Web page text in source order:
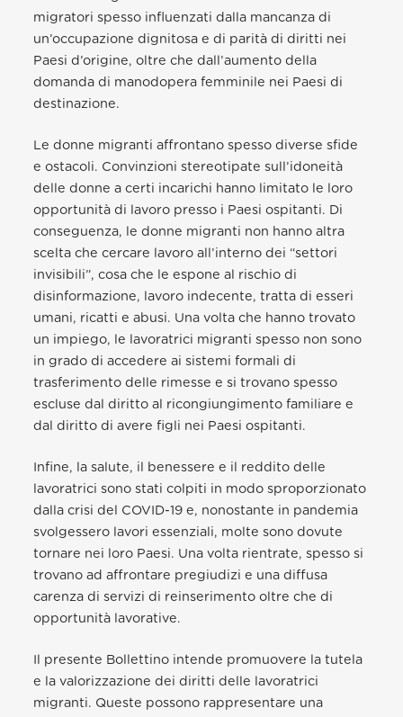
migratori spesso influenzati dalla mancanza di
un’occupazione dignitosa e di parità di diritti nei
Paesi d’origine, oltre che dall’aumento della
domanda di manodopera femminile nei Paesi di
destinazione.
Le donne migranti affrontano spesso diverse sfide
e ostacoli. Convinzioni stereotipate sull’idoneità
delle donne a certi incarichi hanno limitato le loro
opportunità di lavoro presso i Paesi ospitanti. Di
conseguenza, le donne migranti non hanno altra
scelta che cercare lavoro all’interno dei “settori
invisibili”, cosa che le espone al rischio di
disinformazione, lavoro indecente, tratta di esseri
umani, ricatti e abusi. Una volta che hanno trovato
un impiego, le lavoratrici migranti spesso non sono
in grado di accedere ai sistemi formali di
trasferimento delle rimesse e si trovano spesso
escluse dal diritto al ricongiungimento familiare e
dal diritto di avere figli nei Paesi ospitanti.
Infine, la salute, il benessere e il reddito delle
lavoratrici sono stati colpiti in modo sproporzionato
dalla crisi del COVID-19 e, nonostante in pandemia
svolgessero lavori essenziali, molte sono dovute
tornare nei loro Paesi. Una volta rientrate, spesso si
trovano ad affrontare pregiudizi e una diffusa
carenza di servizi di reinserimento oltre che di
opportunità lavorative.
Il presente Bollettino intende promuovere la tutela
e la valorizzazione dei diritti delle lavoratrici
migranti. Queste possono rappresentare una